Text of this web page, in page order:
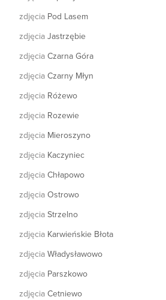
zdjęcia Pod Lasem
zdjęcia Jastrzębie
zdjęcia Czarna Góra
zdjęcia Czarny Młyn
zdjęcia Różewo
zdjęcia Rozewie
zdjęcia Mieroszyno
zdjęcia Kaczyniec
zdjęcia Chłapowo
zdjęcia Ostrowo
zdjęcia Strzelno
zdjęcia Karwieńskie Błota
zdjęcia Władysławowo
zdjęcia Parszkowo
zdjęcia Cetniewo